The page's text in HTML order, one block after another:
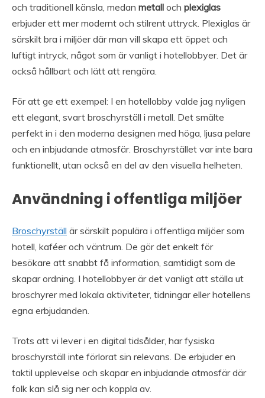
och traditionell känsla, medan metall och plexiglas
erbjuder ett mer modernt och stilrent uttryck. Plexiglas är
särskilt bra i miljöer där man vill skapa ett öppet och
luftigt intryck, något som är vanligt i hotellobbyer. Det är
också hållbart och lätt att rengöra.
För att ge ett exempel: I en hotellobby valde jag nyligen
ett elegant, svart broschyrställ i metall. Det smälte
perfekt in i den moderna designen med höga, ljusa pelare
och en inbjudande atmosfär. Broschyrstället var inte bara
funktionellt, utan också en del av den visuella helheten.
Användning i offentliga miljöer
Broschyrställ är särskilt populära i offentliga miljöer som
hotell, kaféer och väntrum. De gör det enkelt för
besökare att snabbt få information, samtidigt som de
skapar ordning. I hotellobbyer är det vanligt att ställa ut
broschyrer med lokala aktiviteter, tidningar eller hotellens
egna erbjudanden.
Trots att vi lever i en digital tidsålder, har fysiska
broschyrställ inte förlorat sin relevans. De erbjuder en
taktil upplevelse och skapar en inbjudande atmosfär där
folk kan slå sig ner och koppla av.